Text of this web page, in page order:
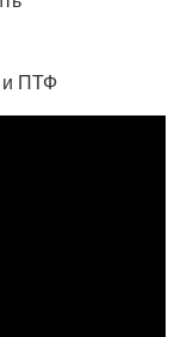
и ПТФ